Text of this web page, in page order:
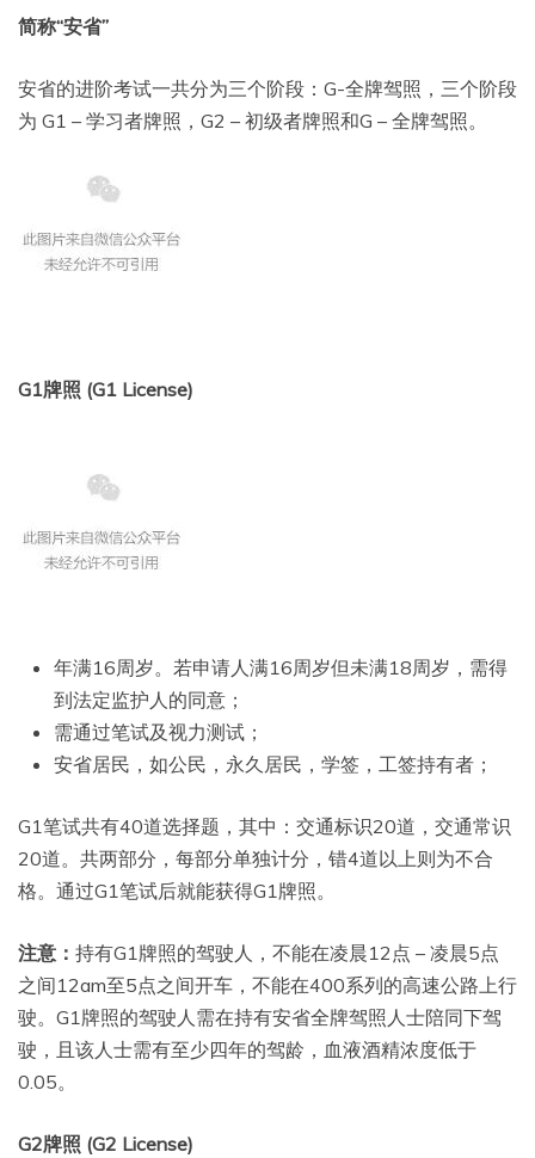
简称“安省”
安省的进阶考试一共分为三个阶段：G-全牌驾照，三个阶段
为 G1 – 学习者牌照，G2 – 初级者牌照和G – 全牌驾照。
G1牌照 (G1 License)
年满16周岁。若申请人满16周岁但未满18周岁，需得
到法定监护人的同意；
需通过笔试及视力测试；
安省居民，如公民，永久居民，学签，工签持有者；
G1笔试共有40道选择题，其中：交通标识20道，交通常识
20道。共两部分，每部分单独计分，错4道以上则为不合
格。通过G1笔试后就能获得G1牌照。
注意： 持有G1牌照的驾驶人，不能在凌晨12点 – 凌晨5点
之间12am至5点之间开车，不能在400系列的高速公路上行
驶。G1牌照的驾驶人需在持有安省全牌驾照人士陪同下驾
驶，且该人士需有至少四年的驾龄，血液酒精浓度低于
0.05。
G2牌照 (G2 License)